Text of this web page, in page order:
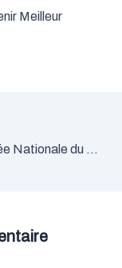
Meilleur
Notre Engagement : Journée Nationale du Reboisement 2022 à Yoto 2